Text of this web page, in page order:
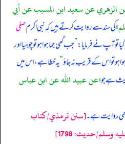
الزهري عن سعيد ابن المسيب عن أبي
کی سند سے روایت کرتے ہیں کہ نبی اکرمصلی
تو آپ نے فرمایا:”جب گھی جما ہوا ہو تو چوہیا اور
ہو تو اس کے قریب نہ جاؤ“یہ خطا ہے، اس میں
ہے جو«عن عبيد الله عن ابن عباس
[سنن ترمذي/كتاب
وسلم/حدیث: 1798]